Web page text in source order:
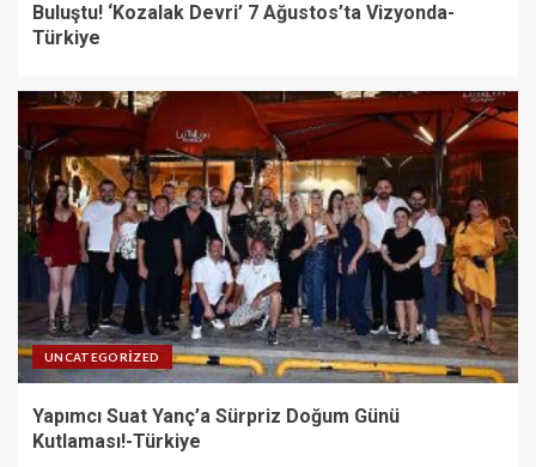
Buluştu! ‘Kozalak Devri’ 7 Ağustos’ta Vizyonda-
Türkiye
UNCATEGORIZED
Yapımcı Suat Yanç’a Sürpriz Doğum Günü
Kutlaması!-Türkiye